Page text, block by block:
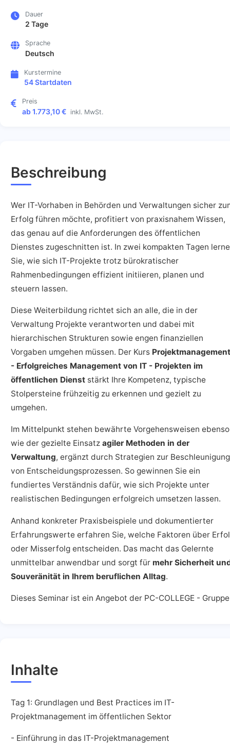
Dauer
2 Tage
Sprache
Deutsch
Kurstermine
54 Startdaten
Preis
ab 1.773,10 € inkl. MwSt.
Beschreibung
Wer IT-Vorhaben in Behörden und Verwaltungen sicher
Erfolg führen möchte, profitiert von praxisnahem Wissen,
das genau auf die Anforderungen des öffentlichen
Dienstes zugeschnitten ist. In zwei kompakten Tagen
Sie, wie sich IT-Projekte trotz bürokratischer
Rahmenbedingungen effizient initiieren, planen und
steuern lassen.
Diese Weiterbildung richtet sich an alle, die in der
Verwaltung Projekte verantworten und dabei mit
hierarchischen Strukturen sowie engen finanziellen
Vorgaben umgehen müssen. Der Kurs Projektmanagement
- Erfolgreiches Management von IT - Projekten im
öffentlichen Dienst stärkt Ihre Kompetenz, typische
Stolpersteine frühzeitig zu erkennen und gezielt zu
umgehen.
Im Mittelpunkt stehen bewährte Vorgehensweisen ebenso
wie der gezielte Einsatz agiler Methoden in der
Verwaltung, ergänzt durch Strategien zur Beschleunigung
von Entscheidungsprozessen. So gewinnen Sie ein
fundiertes Verständnis dafür, wie sich Projekte unter
realistischen Bedingungen erfolgreich umsetzen lassen.
Anhand konkreter Praxisbeispiele und dokumentierter
Erfahrungswerte erfahren Sie, welche Faktoren über
oder Misserfolg entscheiden. Das macht das Gelernte
unmittelbar anwendbar und sorgt für mehr Sicherheit
Souveränität in Ihrem beruflichen Alltag.
Dieses Seminar ist ein Angebot der PC-COLLEGE -
Inhalte
Tag 1: Grundlagen und Best Practices im IT-
Projektmanagement im öffentlichen Sektor
- Einführung in das IT-Projektmanagement